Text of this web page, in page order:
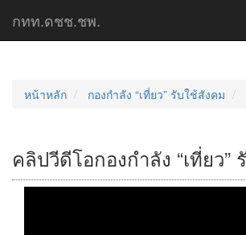
กทท.ดชช.ชพ.
หน้าหลัก กองกำลัง “เที่ยว” รับใช้สังคม
คลิปวีดีโอกองกำลัง “เที่ยว”